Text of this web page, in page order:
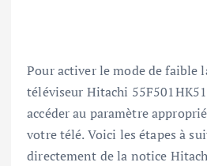
Pour activer le mode de faible
téléviseur Hitachi
accéder au paramètre
votre télé. Voici les étapes à
directement de la notice